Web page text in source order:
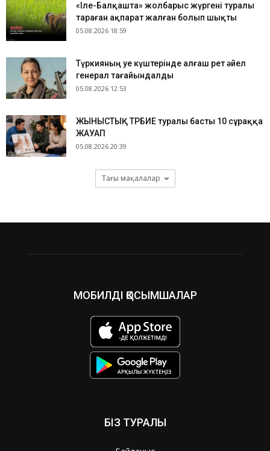
«Іле-Балқашта» жолбарыс жүргені туралы
тараған ақпарат жалған болып шықты
05.08.2026 18:59
Түркияның Әуе күштерінде алғаш рет әйел
генерал тағайындалды
05.08.2026 12:53
ЖЫНЫСТЫҚ ТӘРБИЕ туралы басты 10 сұраққа
ЖАУАП
05.08.2026 20:39
Тағы мақалалар
МОБИЛДІ ҚОСЫМШАЛАР
БІЗ ТУРАЛЫ